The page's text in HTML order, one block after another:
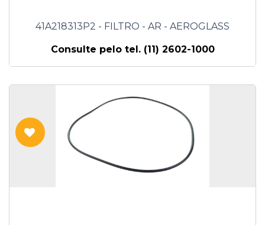
41A218313P2 - FILTRO - AR - AEROGLASS
Consulte pelo tel. (11) 2602-1000